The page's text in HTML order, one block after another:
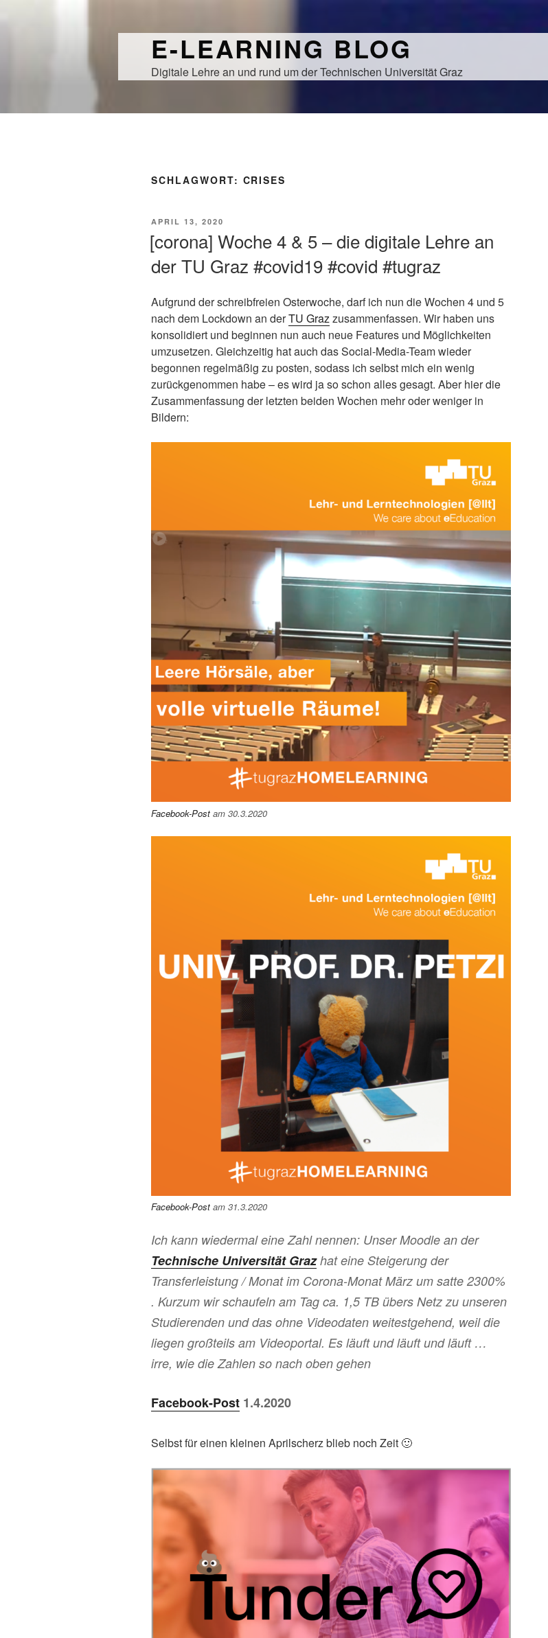
Inhalt
E-LEARNING BLOG
Digitale Lehre an und rund um der Technischen Universität Graz
SCHLAGWORT: CRISES
VERÖFFENTLICHT
APRIL 13, 2020
[corona] Woche 4 & 5 – die digitale Lehre an
der TU Graz #covid19 #covid #tugraz
Aufgrund der schreibfreien Osterwoche, darf ich nun die Wochen 4 und 5
nach dem Lockdown an derTU Grazzusammenfassen. Wir haben uns
konsolidiert und beginnen nun auch neue Features und Möglichkeiten
umzusetzen. Gleichzeitig hat auch das Social-Media-Team wieder
begonnen regelmäßig zu posten, sodass ich selbst mich ein wenig
zurückgenommen habe – es wird ja so schon alles gesagt. Aber hier die
Zusammenfassung der letzten beiden Wochen mehr oder weniger in
Bildern:
Facebook-Post am 30.3.2020
Facebook-Post am 31.3.2020
Ich kann wiedermal eine Zahl nennen: Unser Moodle an der
Technische Universität Grazhat eine Steigerung der
Transferleistung / Monat im Corona-Monat März um satte 2300%
. Kurzum wir schaufeln am Tag ca. 1,5 TB übers Netz zu unseren
Studierenden und das ohne Videodaten weitestgehend, weil die
liegen großteils am Videoportal. Es läuft und läuft und läuft …
irre, wie die Zahlen so nach oben gehen
Facebook-Post 1.4.2020
Selbst für einen kleinen Aprilscherz blieb noch Zeit 🙂